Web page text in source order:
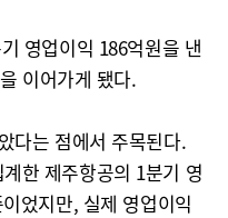
영업이익 186억원을 낸
이어가게 됐다.
다는 점에서 주목된다.
한 제주항공의 1분기 영
었지만, 실제 영업이익